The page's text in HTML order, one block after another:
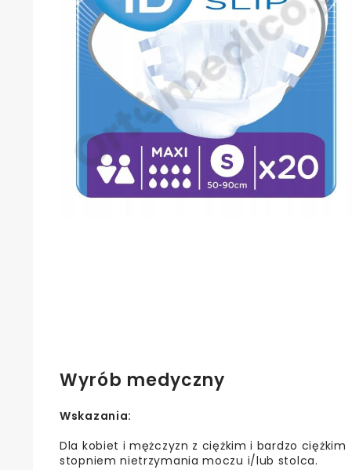
Wyrób medyczny
Wskazania:
Dla kobiet i mężczyzn z ciężkim i bardzo ciężkim
stopniem nietrzymania moczu i/lub stolca.